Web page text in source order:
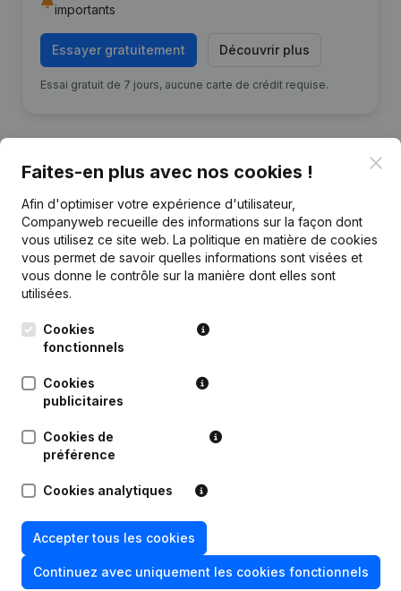
importants
Essayer gratuitement Découvrir plus
Essai gratuit de 7 jours, aucune carte de crédit requise.
Publicationsde J.M.B. Fashion United
Date Publication
Succursale, etc...)
Questions fréquemment posées
Quel est le numéro de TVA de J.M.B. Fashion
United?
Quel est l'identifiant PEPPOL de J.M.B. Fashion
United?
Faites-en plus avec nos cookies !
Afin d'optimiser votre expérience d'utilisateur,
Companyweb recueille des informations sur la façon dont
vous utilisez ce site web. La politique en matière de cookies
vous permet de savoir quelles informations sont visées et
vous donne le contrôle sur la manière dont elles sont
utilisées.
Cookies
fonctionnels
Cookies
publicitaires
Cookies de
préférence
Cookies analytiques
Accepter tous les cookies
Continuez avec uniquement les cookies fonctionnels